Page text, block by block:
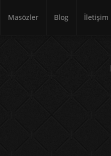
Masözler Blog İletişim